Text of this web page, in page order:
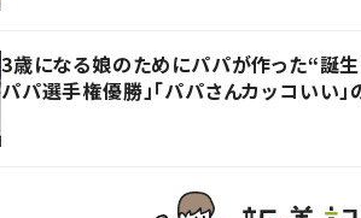
3歳になる娘のためにパパが作った“誕
パパ選手権優勝」「パパさんカッコいい」